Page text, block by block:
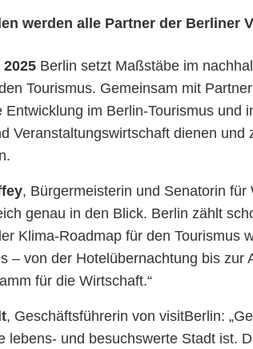
werden alle Partner der Berliner
Berlin setzt Maßstäbe im
Tourismus. Gemeinsam mit
Entwicklung im Berlin-Tourismus
Veranstaltungswirtschaft dienen
, Bürgermeisterin und Senatorin
genau in den Blick. Berlin zählt
Klima-Roadmap für den Tourismus
– von der Hotelübernachtung bis
für die Wirtschaft.“
, Geschäftsführerin von visitBerlin:
lebens- und besuchswerte Stadt ist.